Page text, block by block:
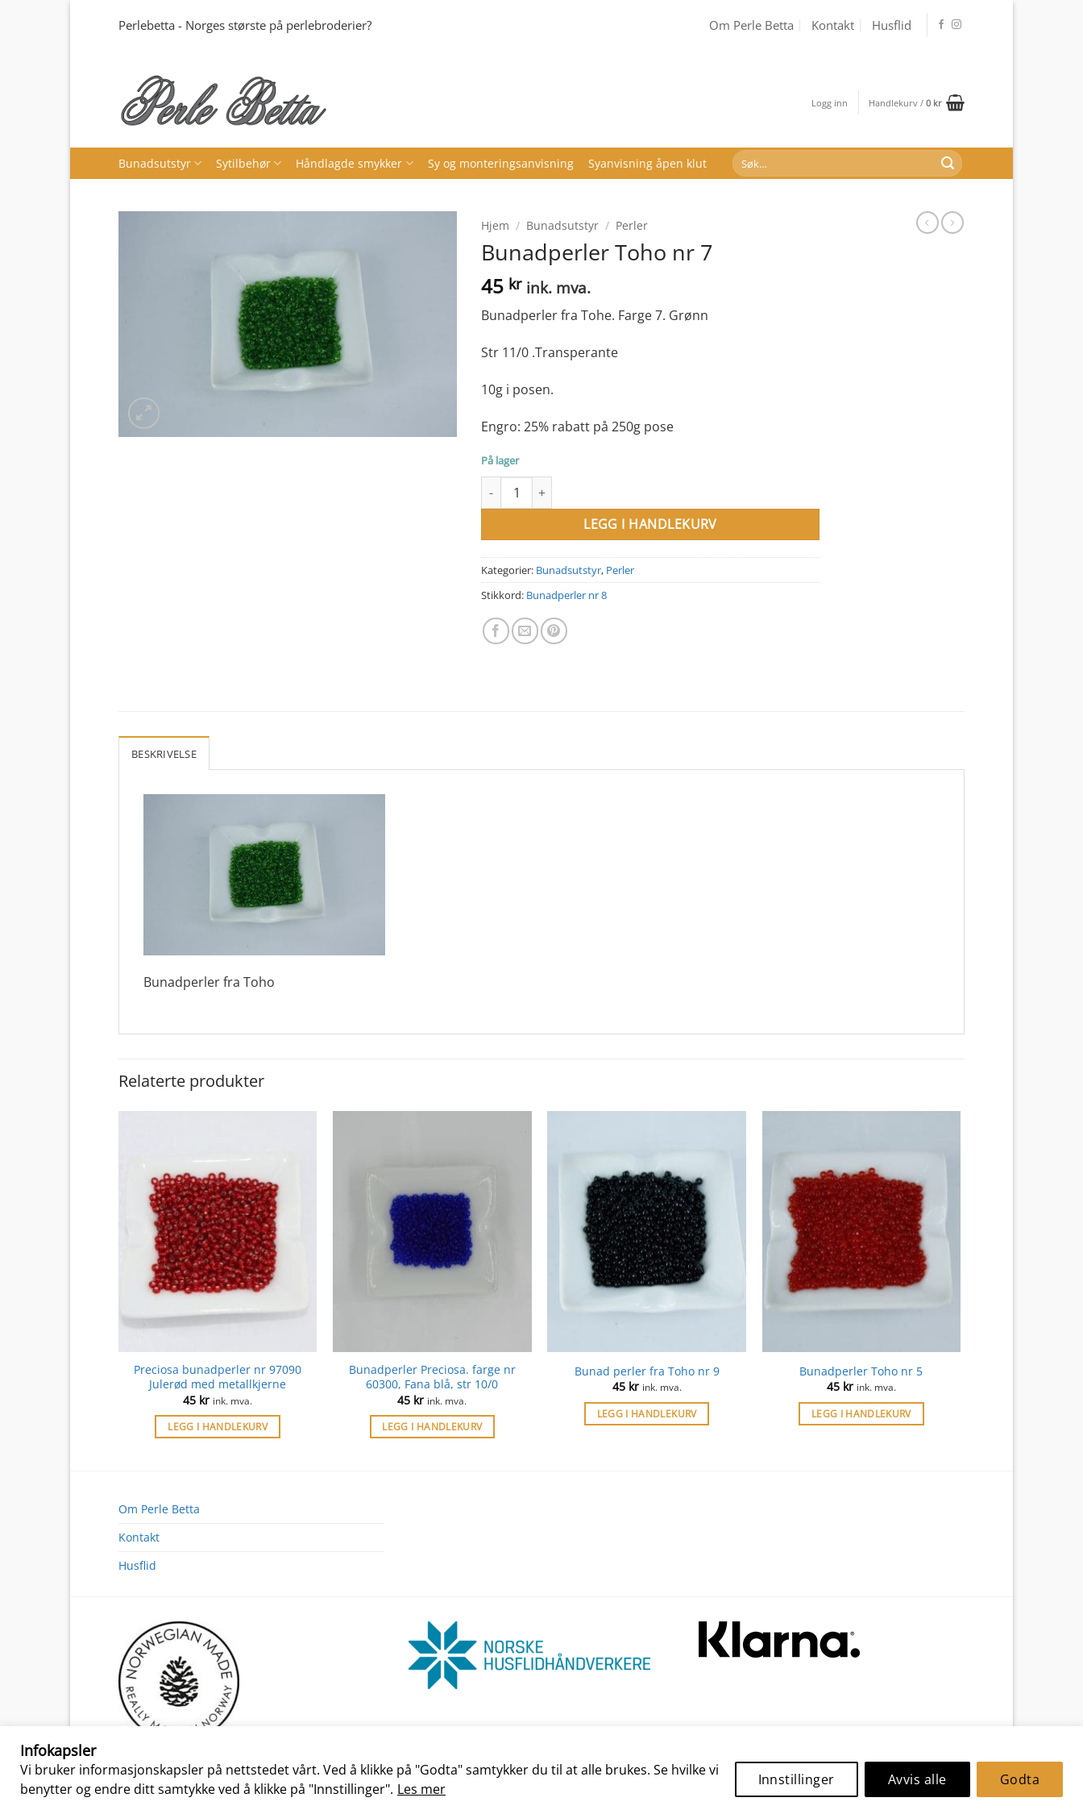
Infokapsler
Vi bruker informasjonskapsler på nettstedet vårt. Ved å klikke på "Godta" samtykker du til at alle brukes. Se hvilke vi
benytter og endre ditt samtykke ved å klikke på "Innstillinger". Les mer
Innstillinger Avvis alle Godta
Perlebetta - Norges største på perlebroderier? Om Perle Betta Kontakt Husflid
Logg inn Handlekurv / 0 kr
Bunadsutstyr Sytilbehør Håndlagde smykker Sy og monteringsanvisning Syanvisning åpen klut
Søk
etter:
Hjem / Bunadsutstyr / Perler
Bunadperler Toho nr 7
45 kr ink. mva.
Bunadperler fra Tohe. Farge 7. Grønn
Str 11/0 .Transperante
10g i posen.
Engro: 25% rabatt på 250g pose
På lager
Bunadperler Toho nr 7 antall
LEGG I HANDLEKURV
Kategorier: Bunadsutstyr, Perler
Stikkord: Bunadperler nr 8
BESKRIVELSE
Bunadperler fra Toho
Relaterte produkter
Preciosa bunadperler nr 97090
Julerød med metallkjerne
45 kr ink. mva.
LEGG I HANDLEKURV
Bunadperler Preciosa. farge nr
60300, Fana blå, str 10/0
45 kr ink. mva.
LEGG I HANDLEKURV
Bunad perler fra Toho nr 9
45 kr ink. mva.
LEGG I HANDLEKURV
Bunadperler Toho nr 5
45 kr ink. mva.
LEGG I HANDLEKURV
Om Perle Betta
Kontakt
Husflid
Nettbutikk levert avNettrakett.no
Copyright 2026 ©Perle Betta|Kjøpsbetingelser|Personvernerklæring